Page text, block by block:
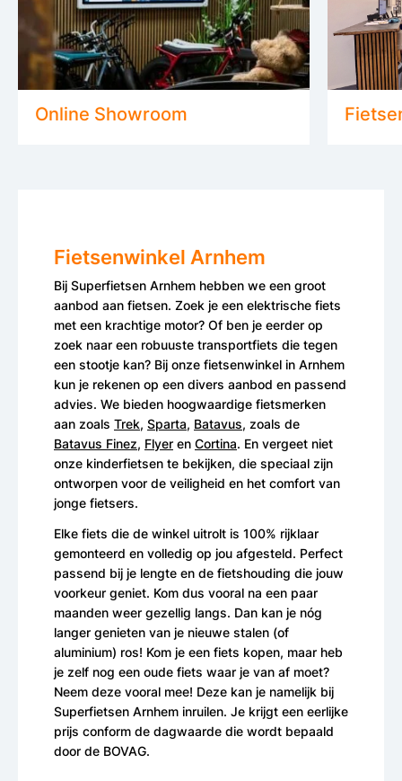
Online Showroom
Fietsenwinkel Arnhem
Bij Superfietsen Arnhem hebben we een groot
aanbod aan fietsen. Zoek je een elektrische fiets
met een krachtige motor? Of ben je eerder op
zoek naar een robuuste transportfiets die tegen
een stootje kan? Bij onze fietsenwinkel in Arnhem
kun je rekenen op een divers aanbod en passend
advies. We bieden hoogwaardige fietsmerken
aan zoals Trek, Sparta, Batavus, zoals de
Batavus Finez, Flyer en Cortina. En vergeet niet
onze kinderfietsen te bekijken, die speciaal zijn
ontworpen voor de veiligheid en het comfort van
jonge fietsers.
Elke fiets die de winkel uitrolt is 100% rijklaar
gemonteerd en volledig op jou afgesteld. Perfect
passend bij je lengte en de fietshouding die jouw
voorkeur geniet. Kom dus vooral na een paar
maanden weer gezellig langs. Dan kan je nóg
langer genieten van je nieuwe stalen (of
aluminium) ros! Kom je een fiets kopen, maar heb
je zelf nog een oude fiets waar je van af moet?
Neem deze vooral mee! Deze kan je namelijk bij
Superfietsen Arnhem inruilen. Je krijgt een eerlijke
prijs conform de dagwaarde die wordt bepaald
door de BOVAG.